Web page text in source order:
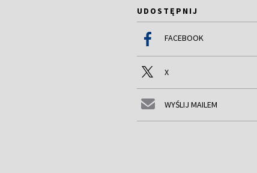
UDOSTĘPNIJ
FACEBOOK
X
WYŚLIJ MAILEM